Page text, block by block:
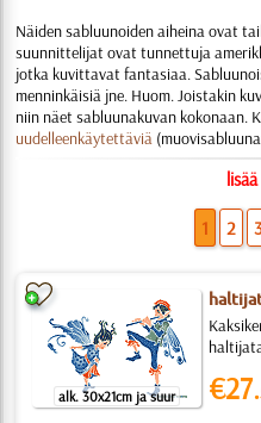
Näiden sabluunoiden aiheina ovat
suunnittelijat ovat tunnettuja
jotka kuvittavat fantasiaa.
menninkäisiä jne. Huom. Joistakin
niin näet sabluunakuvan kokonaan.
uudelleenkäytettäviä
1 2
alk. 30x21cm ja suur €27.